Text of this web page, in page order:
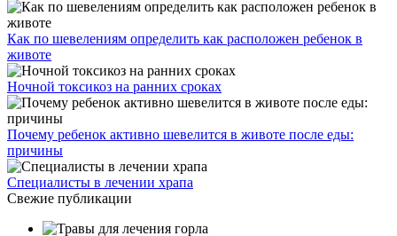
Как по шевелениям определить как расположен ребенок в
животе
Ночной токсикоз на ранних сроках
Почему ребенок активно шевелится в животе после еды:
причины
Специалисты в лечении храпа
Свежие публикации